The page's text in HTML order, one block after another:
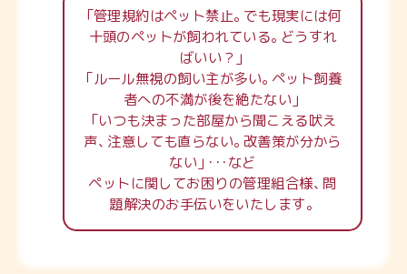
「管理規約はペット禁止。でも現実には何
十頭のペットが飼われている。どうすれ
ばいい？ 」
「ルール無視の飼い主が多い。ペット飼養
者への不満が後を絶たない 」
「いつも決まった部屋から聞こえる吠え
声、注意しても直らない。改善策が分から
ない 」
・・・など
ペットに関してお困りの管理組合様、問
題解決のお手伝いをいたします。